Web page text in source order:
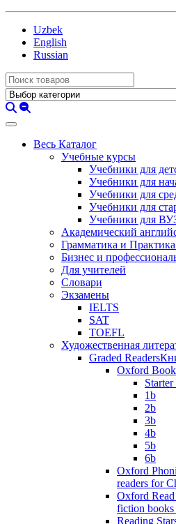
Uzbek
English
Russian
Весь Каталог
Учебные курсы
Учебники для
Учебники для
Учебники для
Учебники для
Учебники для
Академический
Грамматика и
Бизнес и
Для учителей
Словари
Экзамены
IELTS
SAT
TOEFL
Художественная
Graded Readers
Oxford
Starter
1b
2b
3b
4b
5b
6b
Oxford
readers for
Oxford
fiction
Reading